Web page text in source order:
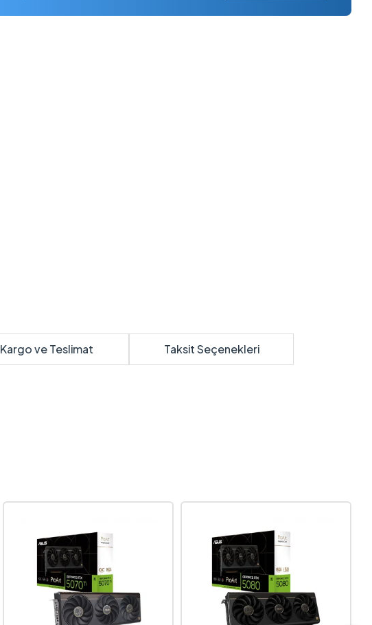
Kargo ve Teslimat Taksit Seçenekleri